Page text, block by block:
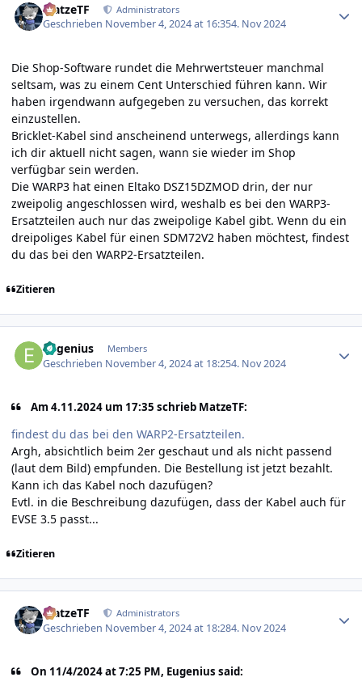
MatzeTF Administrators
Geschrieben November 4, 2024 at 16:354. Nov 2024
Die Shop-Software rundet die Mehrwertsteuer manchmal
seltsam, was zu einem Cent Unterschied führen kann. Wir
haben irgendwann aufgegeben zu versuchen, das korrekt
einzustellen.
Bricklet-Kabel sind anscheinend unterwegs, allerdings kann
ich dir aktuell nicht sagen, wann sie wieder im Shop
verfügbar sein werden.
Die WARP3 hat einen Eltako DSZ15DZMOD drin, der nur
zweipolig angeschlossen wird, weshalb es bei den WARP3-
Ersatzteilen auch nur das zweipolige Kabel gibt. Wenn du ein
dreipoliges Kabel für einen SDM72V2 haben möchtest, findest
du das bei den WARP2-Ersatzteilen.
Zitieren
Eugenius Members
Geschrieben November 4, 2024 at 18:254. Nov 2024
Am 4.11.2024 um 17:35 schrieb MatzeTF:
findest du das bei den WARP2-Ersatzteilen.
Argh, absichtlich beim 2er geschaut und als nicht passend
(laut dem Bild) empfunden. Die Bestellung ist jetzt bezahlt.
Kann ich das Kabel noch dazufügen?
Evtl. in die Beschreibung dazufügen, dass der Kabel auch für
EVSE 3.5 passt...
Zitieren
MatzeTF Administrators
Geschrieben November 4, 2024 at 18:284. Nov 2024
On 11/4/2024 at 7:25 PM, Eugenius said: